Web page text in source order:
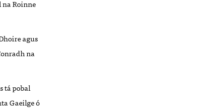
Roinne
agus
na
tá pobal
Gaeilge ó